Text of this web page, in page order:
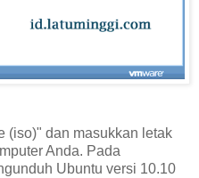
(iso)" dan masukkan letak
Anda. Pada
Ubuntu versi 10.10